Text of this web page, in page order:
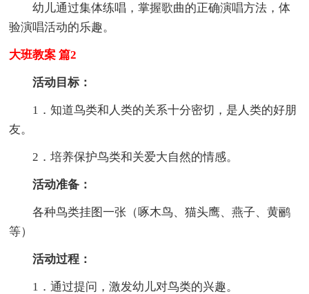
幼儿通过集体练唱，掌握歌曲的正确演唱方法，体
验演唱活动的乐趣。
大班教案 篇2
活动目标：
1．知道鸟类和人类的关系十分密切，是人类的好朋
友。
2．培养保护鸟类和关爱大自然的情感。
活动准备：
各种鸟类挂图一张（啄木鸟、猫头鹰、燕子、黄鹂
等）
活动过程：
1．通过提问，激发幼儿对鸟类的兴趣。